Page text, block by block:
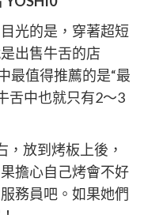
光的是，穿著超短
出售牛舌的店
最值得推薦的是“最
舌中也就只有2～3
放到烤板上後，
擔心自己烤會不好
務員吧。如果她們